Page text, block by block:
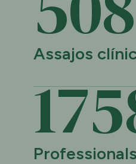
Assajos
Professionals